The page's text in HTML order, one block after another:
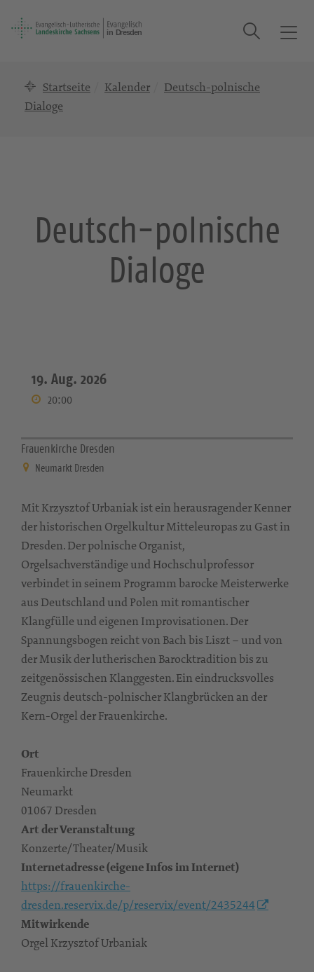
T
Suche
Startseite Kalender
Deutsch-polnische
Dialoge
Deutsch-polnische
Dialoge
19. Aug. 2026
20:00
Frauenkirche Dresden
Neumarkt Dresden
Mit Krzysztof Urbaniak ist ein herausragender Kenner
der historischen Orgelkultur Mitteleuropas zu Gast in
Dresden. Der polnische Organist,
Orgelsachverständige und Hochschulprofessor
verbindet in seinem Programm barocke Meisterwerke
aus Deutschland und Polen mit romantischer
Klangfülle und eigenen Improvisationen. Der
Spannungsbogen reicht von Bach bis Liszt – und von
der Musik der lutherischen Barocktradition bis zu
zeitgenössischen Klanggesten. Ein eindrucksvolles
Zeugnis deutsch-polnischer Klangbrücken an der
Kern-Orgel der Frauenkirche.
Ort
Frauenkirche Dresden
Neumarkt
01067 Dresden
Art der Veranstaltung
Konzerte/Theater/Musik
Internetadresse (eigene Infos im Internet)
https://frauenkirche-
dresden.reservix.de/p/reservix/event/2435244
Mitwirkende
Orgel Krzysztof Urbaniak